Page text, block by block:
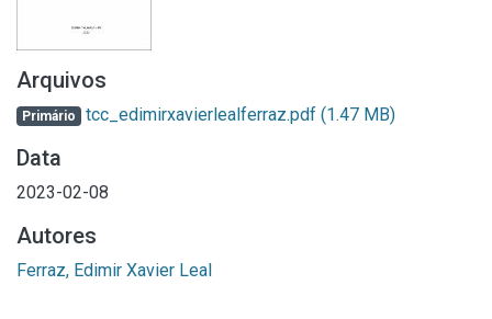
Arquivos
Primário tcc_edimirxavierlealferraz.pdf (1.47 MB)
Data
2023-02-08
Autores
Ferraz, Edimir Xavier Leal